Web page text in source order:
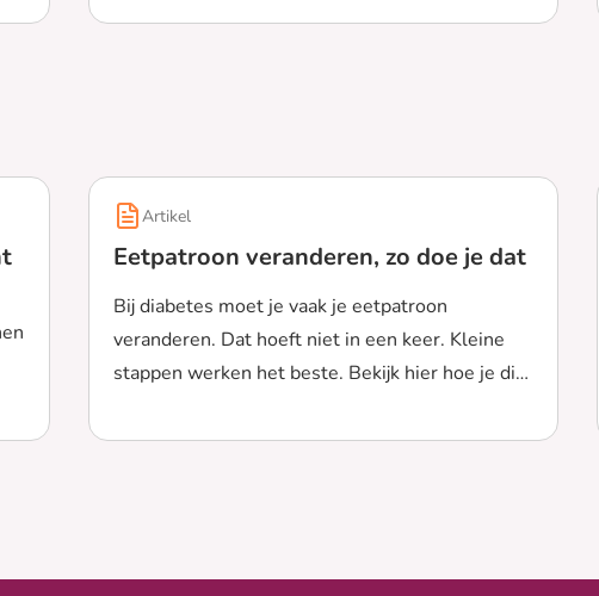
Lees meer over Hoe wordt er gezondigd op Diabetes.nl?
bij type 1
Artikel
Eetpatroon veranderen, zo doe je dat
Bij diabetes moet je vaak je eetpatroon
veranderen. Dat hoeft niet in een keer. Kleine
stappen werken het beste. Bekijk hier hoe je dit